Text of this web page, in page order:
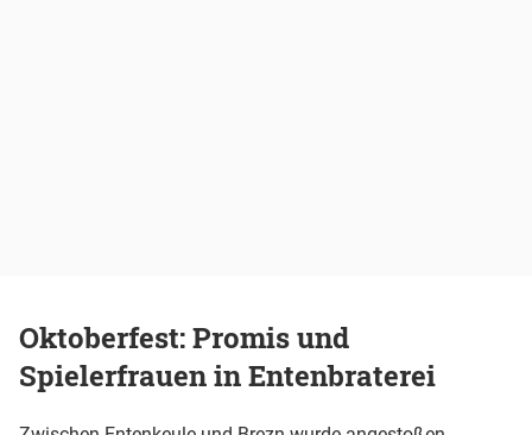
Oktoberfest: Promis und
Spielerfrauen in Entenbraterei